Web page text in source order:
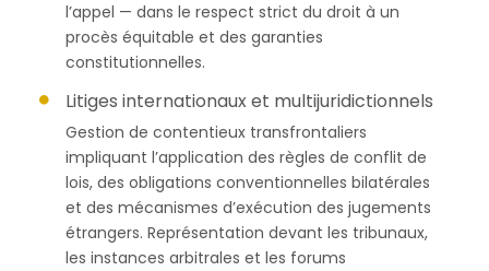
l’appel — dans le respect strict du droit à un
procès équitable et des garanties
constitutionnelles.
Litiges internationaux et multijuridictionnels
Gestion de contentieux transfrontaliers
impliquant l’application des règles de conflit de
lois, des obligations conventionnelles bilatérales
et des mécanismes d’exécution des jugements
étrangers. Représentation devant les tribunaux,
les instances arbitrales et les forums